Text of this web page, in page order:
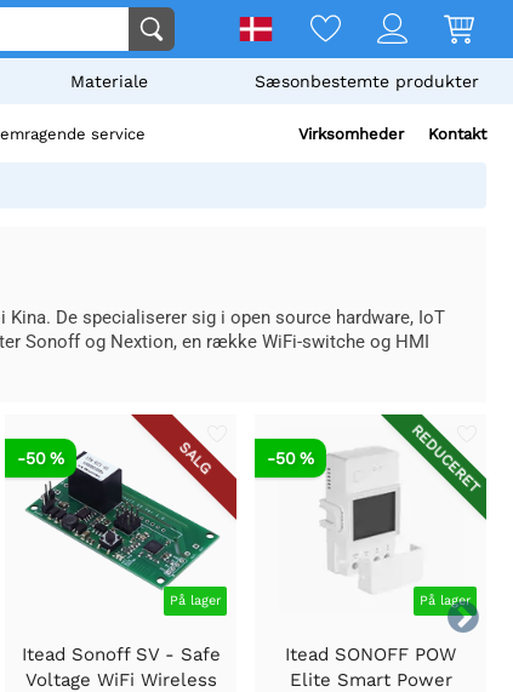
Materiale Sæsonbestemte produkter
service Virksomheder Kontakt
De specialiserer sig i open source hardware, IoT
Sonoff og Nextion, en række WiFi-switche og HMI

SALG
På lager
-50 %
Itead Sonoff SV - Safe
Voltage WiFi Wireless
REDUCERET
På lager
-50 %
Itead SONOFF POW
Elite Smart Power